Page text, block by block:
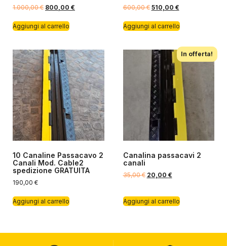
1.000,00€ 800,00 €
Aggiungi al carrello
600,00€ 510,00 €
Aggiungi al carrello
10 Canaline Passacavo 2
Canali Mod. Cable2
spedizione GRATUITA
190,00 €
Aggiungi al carrello
In offerta!
Canalina passacavi 2
canali
35,00€ 20,00 €
Aggiungi al carrello